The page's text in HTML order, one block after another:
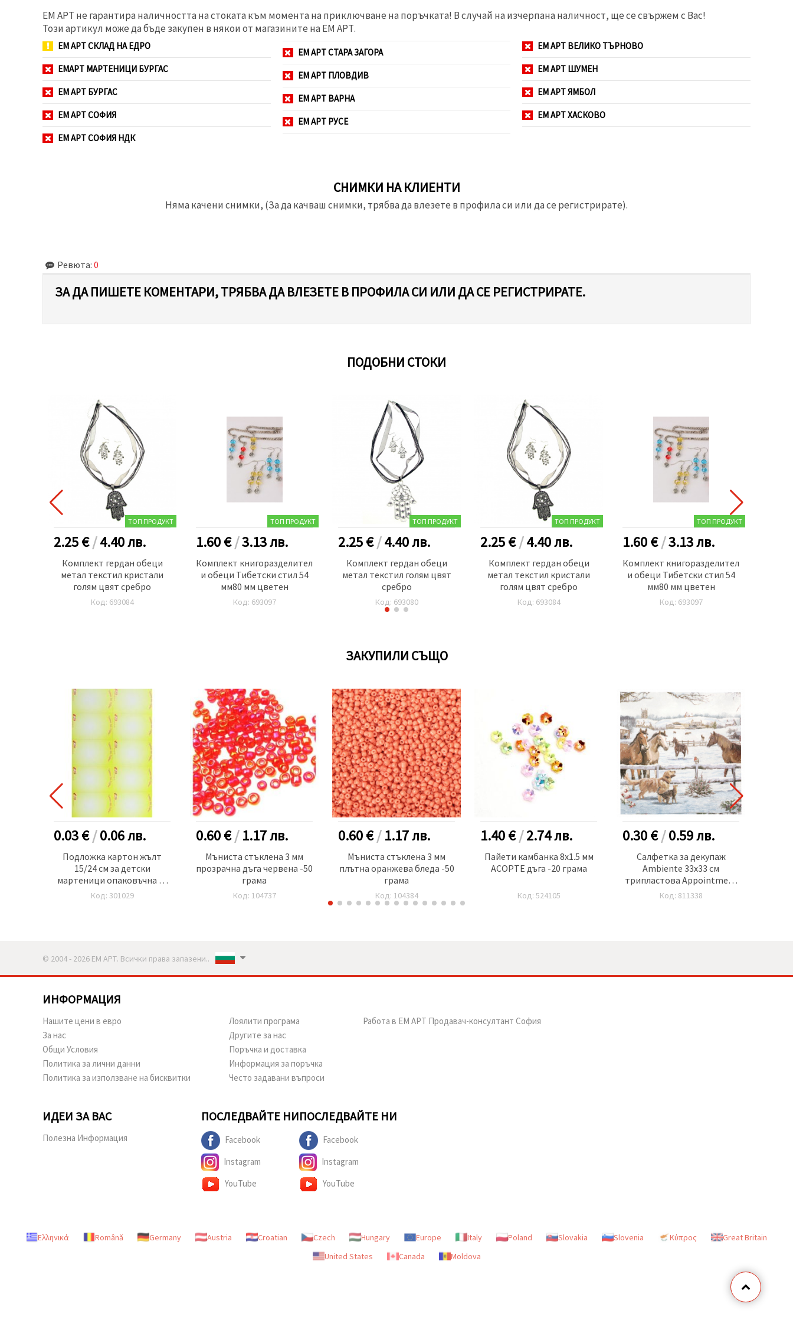
"бисквитки"
Приеми
всички
Настройки
ЕМ АРТ не гарантира наличността на стоката към момента на приключване на поръчката! В случай на изчерпана наличност, ще се свържем с Вас!
Този артикул може да бъде закупен в някои от магазините на ЕМ АРТ.
ЕМ АРТ СКЛАД НА ЕДРО
ЕМАРТ МАРТЕНИЦИ БУРГАС
ЕМ АРТ БУРГАС
ЕМ АРТ СОФИЯ
ЕМ АРТ СОФИЯ НДК
ЕМ АРТ СТАРА ЗАГОРА
ЕМ АРТ ПЛОВДИВ
ЕМ АРТ ВАРНА
ЕМ АРТ РУСЕ
ЕМ АРТ ВЕЛИКО ТЪРНОВО
ЕМ АРТ ШУМЕН
ЕМ АРТ ЯМБОЛ
ЕМ АРТ ХАСКОВО
СНИМКИ НА КЛИЕНТИ
Няма качени снимки, (За да качваш снимки, трябва да влезете в профила си или да се регистрирате).
Ревюта: 0
ЗА ДА ПИШЕТЕ КОМЕНТАРИ, ТРЯБВА ДА ВЛЕЗЕТЕ В ПРОФИЛА СИ ИЛИ ДА СЕ РЕГИСТРИРАТЕ.
ПОДОБНИ СТОКИ
ТОП ПРОДУКТ
2.25 €/4.40лв.
Комплект гердан обеци
метал текстил кристали
голям цвят сребро
Код: 693084
ТОП ПРОДУКТ
1.60 €/3.13лв.
Комплект книгоразделител
и обеци Тибетски стил 54
мм80 мм цветен
Код: 693097
ТОП ПРОДУКТ
2.25 €/4.40лв.
Комплект гердан обеци
метал текстил голям цвят
сребро
Код: 693080
ТОП ПРОДУКТ
2.25 €/4.40лв.
Комплект гердан обеци
метал текстил кристали
голям цвят сребро
Код: 693084
ТОП ПРОДУКТ
1.60 €/3.13лв.
Комплект книгоразделител
и обеци Тибетски стил 54
мм80 мм цветен
Код: 693097
ЗАКУПИЛИ СЪЩО
0.03 €/0.06лв.
Подложка картон жълт
15/24 см за детски
мартеници опаковъчна -1
брой
Код: 301029
0.60 €/1.17лв.
Мъниста стъклена 3 мм
прозрачна дъга червена -50
грама
Код: 104737
0.60 €/1.17лв.
Мъниста стъклена 3 мм
плътна оранжева бледа -50
грама
Код: 104384
1.40 €/2.74лв.
Пайети камбанка 8x1.5 мм
АСОРТЕ дъга -20 грама
Код: 524105
0.30 €/0.59лв.
Салфетка за декупаж
Ambiente 33x33 см
трипластова Appointment
-1 брой
Код: 811338
© 2004 - 2026 ЕМ АРТ. Всички права запазени..
ИНФОРМАЦИЯ
Нашите цени в евро
За нас
Общи Условия
Политика за лични данни
Политика за използване на бисквитки
Лоялити програма
Другите за нас
Поръчка и доставка
Информация за поръчка
Често задавани въпроси
Работа в ЕМ АРТ Продавач-консултант София
ИДЕИ ЗА ВАС
Полезна Информация
ПОСЛЕДВАЙТЕ НИ
Facebook
Instagram
YouTube
ПОСЛЕДВАЙТЕ НИ
Facebook
Instagram
YouTube
Ελληνικά Română Germany Austria Croatian Czech Hungary Europe Italy Poland Slovakia Slovenia Κύπρος
Great Britain
United States
Canada Moldova